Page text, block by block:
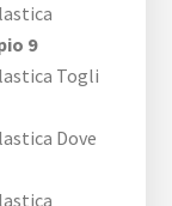
9
Togli
Dove